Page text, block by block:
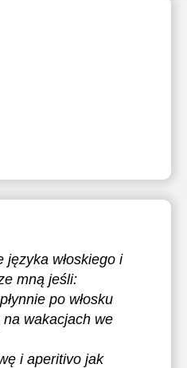
języka włoskiego i
mną jeśli:
po włosku
wakacjach we
i aperitivo jak